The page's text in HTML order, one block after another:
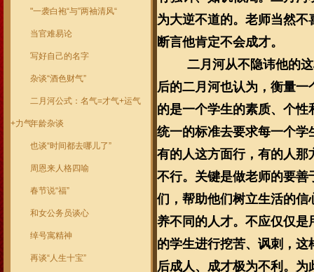
"一袭白袍“与”两袖清风“
当官难易论
写好自己的名字
杂谈“酒色财气”
二月河公式：名气=才气+运气
+力气年龄杂谈
也谈“时间都去哪儿了”
周恩来人格四喻
春节说“福”
和女公务员谈心
绰号寓精神
再谈“人生十宝”
为大逆不道的。老师当然不
断言他肯定不会成才。
二月河从不隐讳他的
后的二月河也认为，衡量
的是一个学生的素质、个
统一的标准去要求每一个
有的人这方面行，有的人
不行。关键是做老师的要
们，帮助他们树立生活的
养不同的人才。不应仅仅
的学生进行挖苦、讽刺，
后成人、成才极为不利。